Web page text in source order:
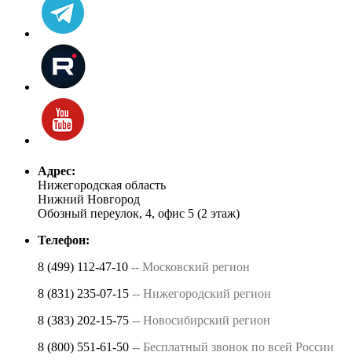
Адрес:
Нижегородская область
Нижний Новгород
Обозный переулок, 4, офис 5 (2 этаж)
Телефон:
8 (499) 112-47-10 -- Московский регион
8 (831) 235-07-15 -- Нижегородский регион
8 (383) 202-15-75 -- Новосибирский регион
8 (800) 551-61-50 -- Бесплатный звонок по всей России